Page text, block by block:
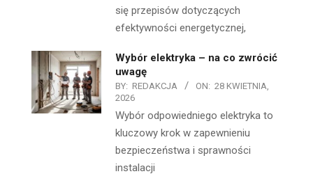
się przepisów dotyczących
efektywności energetycznej,
Wybór elektryka – na co zwrócić
uwagę
BY: REDAKCJA ON: 28 KWIETNIA,
2026
Wybór odpowiedniego elektryka to
kluczowy krok w zapewnieniu
bezpieczeństwa i sprawności
instalacji